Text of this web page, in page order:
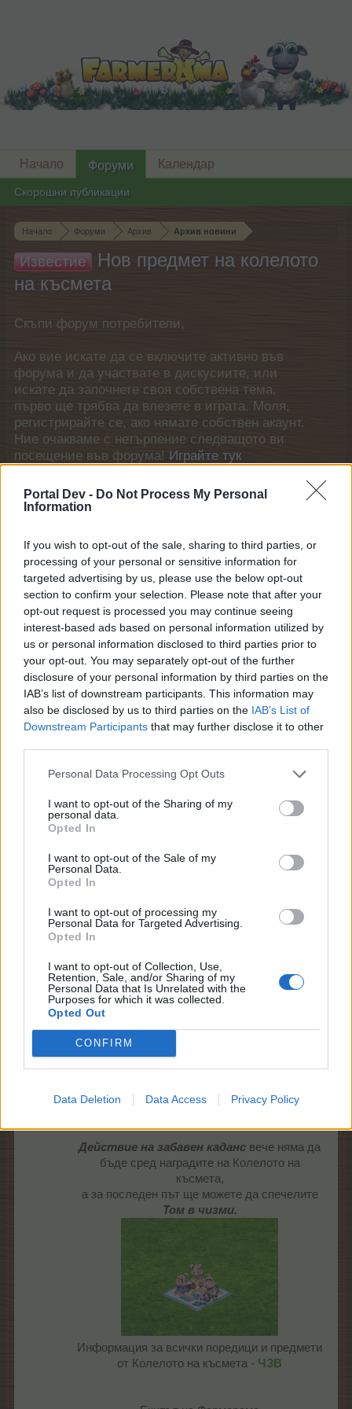
Portal Dev - Do Not Process My Personal
Information
If you wish to opt-out of the sale, sharing to third parties, or
processing of your personal or sensitive information for
targeted advertising by us, please use the below opt-out
section to confirm your selection. Please note that after your
opt-out request is processed you may continue seeing
interest-based ads based on personal information utilized by
us or personal information disclosed to third parties prior to
your opt-out. You may separately opt-out of the further
disclosure of your personal information by third parties on the
IAB’s list of downstream participants. This information may
also be disclosed by us to third parties on the IAB’s List of
Downstream Participants that may further disclose it to other
Personal Data Processing Opt Outs
I want to opt-out of the Sharing of my
personal data.
Opted In
I want to opt-out of the Sale of my
Personal Data.
Opted In
I want to opt-out of processing my
Personal Data for Targeted Advertising.
Opted In
I want to opt-out of Collection, Use,
Retention, Sale, and/or Sharing of my
Personal Data that Is Unrelated with the
Purposes for which it was collected.
Opted Out
CONFIRM
Data Deletion Data Access Privacy Policy
Начало Форуми Архив Архив новини
Известие
Нов предмет на колелото
на късмета
Скъпи форум потребители,
Ако вие искате да се включите активно във
форума и да участвате в дискусиите, или
искате да започнете своя собствена тема,
първо ще трябва да влезете в играта. Моля,
регистрирайте се, ако нямате собствен акаунт.
Ние очакваме с нетърпение следващото ви
посещение във форума! Играйте тук
Кобрелия
Board Administrator
Здравейте, фермери!
Елвис Шунков предлага чисто нов предмет на
Колелото на късмета!
Завърти го днес за шанс да спечелиш
Миниатюрен
хаос
Tози предмет е първият от новата поредица
предмети - Играчки.
Начало: 29.06.2026 г. в 15:00 ч.
Край: 02.07.2026 г. в 23:00 ч.
Предмет Бонус Време Размер
Миниатюрен
поставя и на
любимци)
4 600 ТО
за 2 ч.​
ч.​
Действие на забавен каданс вече няма да
бъде сред наградите на Колелото на
късмета,
а за последен път ще можете да спечелите
Том в чизми.
Информация за всички поредици и предмети
от Колелото на късмета - ЧЗВ
Начало Форуми
Скорошни публикации
Календар